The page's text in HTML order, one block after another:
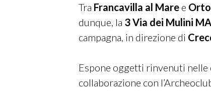
Tra Francavilla al Mare e
dunque, la 3 Via dei Mulini
campagna, in direzione di
Espone oggetti rinvenuti nelle
collaborazione con